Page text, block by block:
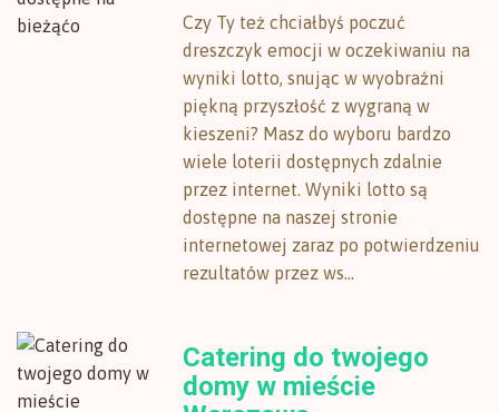
Czy Ty też chciałbyś poczuć
dreszczyk emocji w oczekiwaniu na
wyniki lotto, snując w wyobraźni
piękną przyszłość z wygraną w
kieszeni? Masz do wyboru bardzo
wiele loterii dostępnych zdalnie
przez internet. Wyniki lotto są
dostępne na naszej stronie
internetowej zaraz po potwierdzeniu
rezultatów przez ws...
Catering do twojego
domy w mieście